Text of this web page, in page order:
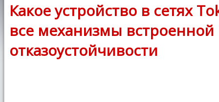
Какое устройство в сетях
все механизмы встроенной
отказоустойчивости